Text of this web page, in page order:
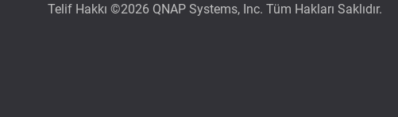
Telif Hakkı ©2026 QNAP Systems, Inc. Tüm Hakları Saklıdır.